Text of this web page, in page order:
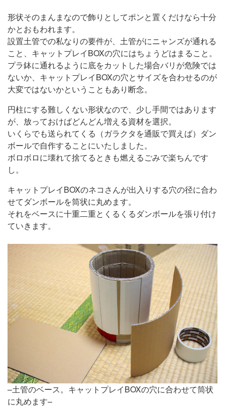
形状そのまんまなので飾りとしてポンと置くだけなら十分
かとおもわれます。
設置土管での私なりの要件が、土管がにニャンズが通れる
こと、キャットプレイBOXの穴にはちょうどはまること。
プラ鉢に通れるように底をカットした場合バリが危険では
ないか、キャットプレイBOXの穴とサイズを合わせるのが
大変ではないかということもあり断念。
円柱にする難しくない形状なので、少し手間ではあります
が、放っておけばどんどん増える資材を選択。
いくらでも送られてくる（ガラクタを通販で買えば）ダン
ボールで自作することにいたしました。
ボロボロに壊れて捨てるときも燃えるごみで楽ちんです
し。
キャットプレイBOXのネコさんが出入りする穴の径に合わ
せてダンボールを筒状に丸めます。
それをベースに十重二重とくるくるダンボールを張り付け
ていきます。
–土管のベース。キャットプレイBOXの穴に合わせて筒状
に丸めます–